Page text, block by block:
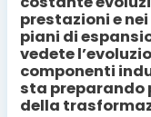
prestazioni e
piani di
vedete
componenti
sta preparando
della